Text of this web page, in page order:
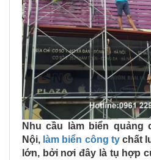
Nhu cầu làm biển quảng
Nội, làm biển công tychất
lớn, bởi nơi đây là tụ hợp